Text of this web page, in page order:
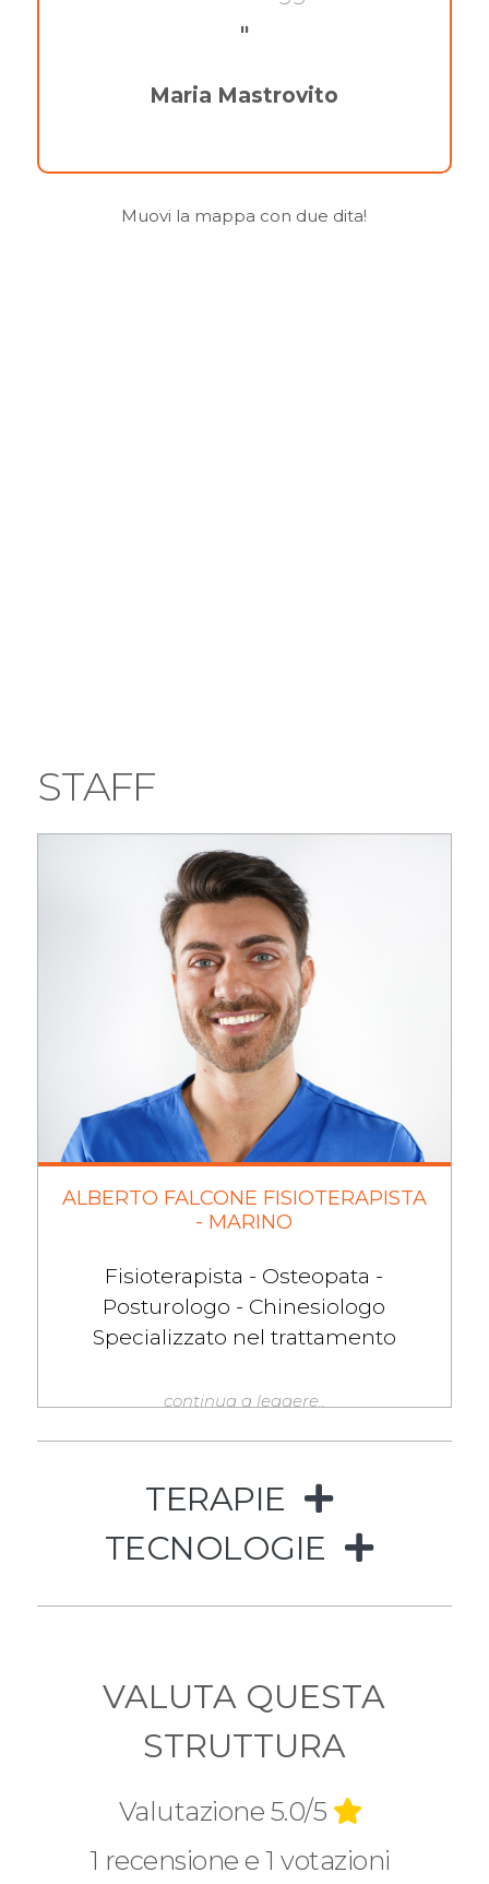
"
Maria Mastrovito
Muovi la mappa con due dita!
STAFF
ALBERTO FALCONE FISIOTERAPISTA
- MARINO
Fisioterapista - Osteopata -
Posturologo - Chinesiologo
Specializzato nel trattamento
continua a leggere..
TERAPIE
TECNOLOGIE
VALUTA QUESTA
STRUTTURA
Valutazione 5.0/5
1 recensione e 1 votazioni